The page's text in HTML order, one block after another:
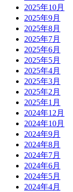
2025年10月
2025年9月
2025年8月
2025年7月
2025年6月
2025年5月
2025年4月
2025年3月
2025年2月
2025年1月
2024年12月
2024年10月
2024年9月
2024年8月
2024年7月
2024年6月
2024年5月
2024年4月